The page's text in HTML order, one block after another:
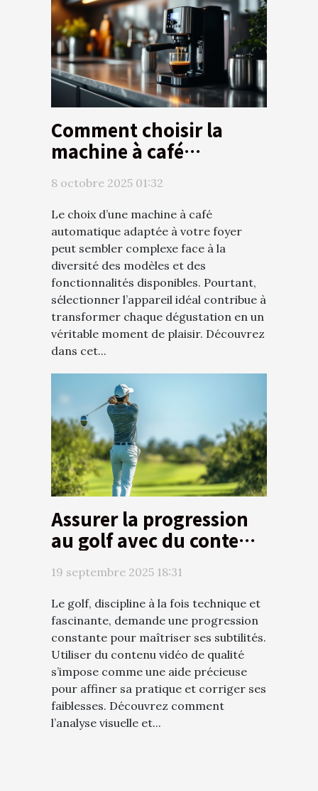
Comment choisir la
machine à café
automatique idéale
pour votre foyer ?
8 octobre 2025 01:32
Le choix d’une machine à café
automatique adaptée à votre foyer
peut sembler complexe face à la
diversité des modèles et des
fonctionnalités disponibles. Pourtant,
sélectionner l’appareil idéal contribue à
transformer chaque dégustation en un
véritable moment de plaisir. Découvrez
dans cet...
Assurer la progression
au golf avec du contenu
vidéo de qualité
19 septembre 2025 18:31
Le golf, discipline à la fois technique et
fascinante, demande une progression
constante pour maîtriser ses subtilités.
Utiliser du contenu vidéo de qualité
s’impose comme une aide précieuse
pour affiner sa pratique et corriger ses
faiblesses. Découvrez comment
l’analyse visuelle et...